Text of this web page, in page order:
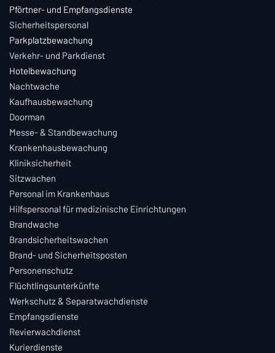
Pförtner- und Empfangsdienste
Sicherheitspersonal
Parkplatzbewachung
Verkehr- und Parkdienst
Hotelbewachung
Nachtwache
Kaufhausbewachung
Doorman
Messe- & Standbewachung
Krankenhausbewachung
Kliniksicherheit
Sitzwachen
Personal im Krankenhaus
Hilfspersonal für medizinische Einrichtungen
Brandwache
Brandsicherheitswachen
Brand- und Sicherheitsposten
Personenschutz
Flüchtlingsunterkünfte
Werkschutz & Separatwachdienste
Empfangsdienste
Revierwachdienst
Kurierdienste